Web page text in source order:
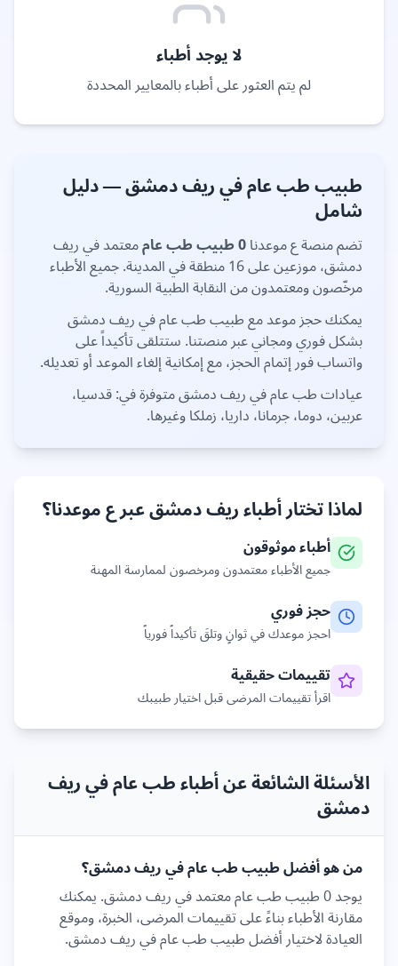
لا يوجد أطباء
لم يتم العثور على أطباء بالمعايير المحددة
طبيبطب عامفيريف دمشق— دليل
شامل
تضم منصة ع موعدنا0طبيبطب عاممعتمد فيريف
دمشق، موزعين على16 منطقة في المدينة. جميع الأطباء
مرخّصون ومعتمدون من النقابة الطبية السورية.
يمكنك حجز موعد مع طبيبطب عامفيريف دمشق
بشكل فوري ومجاني عبر منصتنا. ستتلقى تأكيداً على
واتساب فور إتمام الحجز، مع إمكانية إلغاء الموعد أو تعديله.
عياداتطب عامفيريف دمشقمتوفرة في:قدسيا،
عربين، دوما، جرمانا، داريا، زملكاوغيرها.
لماذا تختار أطباءريف دمشقعبر ع موعدنا؟
أطباء موثوقون
جميع الأطباء معتمدون ومرخصون لممارسة المهنة
حجز فوري
احجز موعدك في ثوانٍ وتلقَ تأكيداً فورياً
تقييمات حقيقية
اقرأ تقييمات المرضى قبل اختيار طبيبك
الأسئلة الشائعة عن أطباء طب عام في ريف
دمشق
من هو أفضل طبيبطب عامفيريف دمشق؟
يوجد0طبيبطب عاممعتمد فيريف دمشق. يمكنك
مقارنة الأطباء بناءً على تقييمات المرضى، الخبرة، وموقع
العيادة لاختيار أفضل طبيبطب عامفيريف دمشق.